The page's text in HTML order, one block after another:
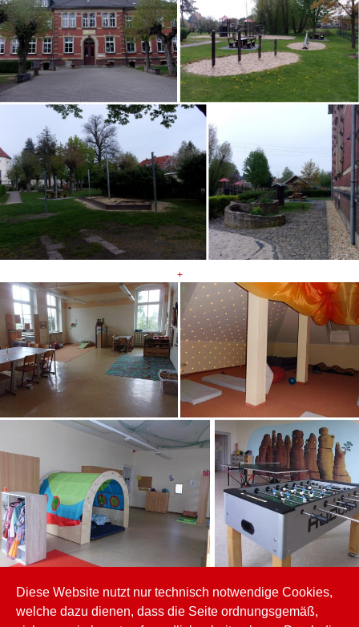
+
Diese Website nutzt nur technisch notwendige Cookies,
welche dazu dienen, dass die Seite ordnungsgemäß,